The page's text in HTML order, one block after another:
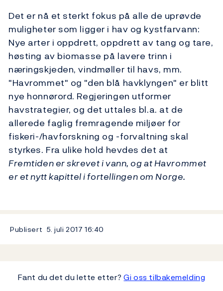
Det er nå et sterkt fokus på alle de uprøvde
muligheter som ligger i hav og kystfarvann:
Nye arter i oppdrett, oppdrett av tang og tare,
høsting av biomasse på lavere trinn i
næringskjeden, vindmøller til havs, mm.
"Havrommet" og "den blå havklyngen" er blitt
nye honnørord. Regjeringen utformer
havstrategier, og det uttales bl.a. at de
allerede faglig fremragende miljøer for
fiskeri-/havforskning og -forvaltning skal
styrkes. Fra ulike hold hevdes det at
Fremtiden er skrevet i vann, og at Havrommet
er et nytt kapittel i fortellingen om Norge.
Publisert 5. juli 2017 16:40
Fant du det du lette etter?Gi oss tilbakemelding